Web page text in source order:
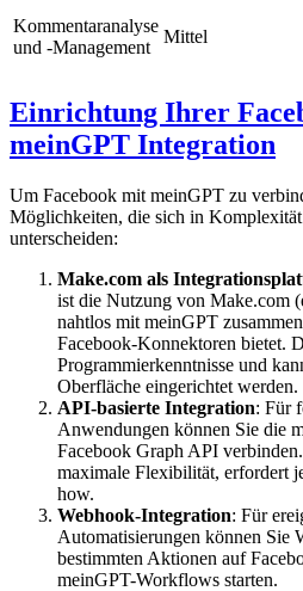
Kommentaranalyse
und -Management
Mittel
Einrichtung Ihrer
meinGPT Integration
Um Facebook mit meinGPT zu
Möglichkeiten, die sich in
unterscheiden:
Make.com als
ist die Nutzung von Make.com
nahtlos mit meinGPT
Facebook-Konnektoren bietet.
Programmierkenntnisse und
Oberfläche eingerichtet werden.
API-basierte Integration: Für
Anwendungen können Sie die
Facebook Graph API
maximale Flexibilität, erfordert
how.
Webhook-Integration: Für
Automatisierungen können Sie
bestimmten Aktionen auf
meinGPT-Workflows starten.